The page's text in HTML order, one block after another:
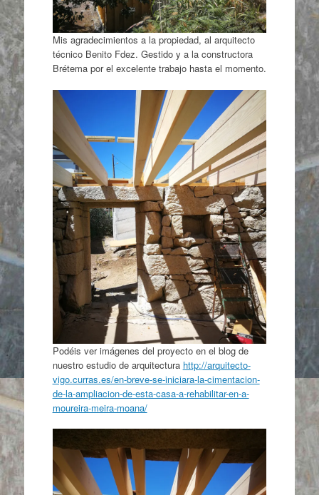
Mis agradecimientos a la propiedad, al arquitecto
técnico Benito Fdez. Gestido y a la constructora
Brétema por el excelente trabajo hasta el momento.
Podéis ver imágenes del proyecto en el blog de
nuestro estudio de arquitectura http://arquitecto-
vigo.curras.es/en-breve-se-iniciara-la-cimentacion-
de-la-ampliacion-de-esta-casa-a-rehabilitar-en-a-
moureira-meira-moana/